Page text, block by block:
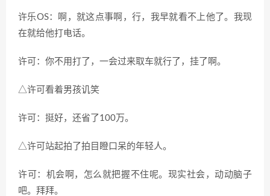
许乐OS：啊，就这点事啊，行，我早就看不上他了。我现
在就给他打电话。
许可：你不用打了，一会过来取车就行了，挂了啊。
△许可看着男孩讥笑
许可：挺好，还省了 100万。
△许可站起拍了拍目瞪口呆的年轻人。
许可：机会啊，怎么就把握不住呢。现实社会，动动脑子
吧。拜拜。